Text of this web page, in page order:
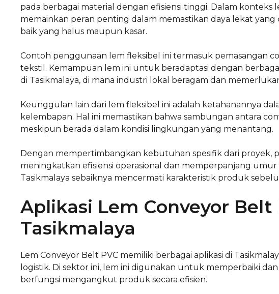
pada berbagai material dengan efisiensi tinggi. Dalam konteks
memainkan peran penting dalam memastikan daya lekat
baik yang halus maupun kasar.
Contoh penggunaan lem fleksibel ini termasuk pemasangan
tekstil. Kemampuan lem ini untuk beradaptasi dengan
di Tasikmalaya, di mana industri lokal beragam dan
Keunggulan lain dari lem fleksibel ini adalah ketahanannya
kelembapan. Hal ini memastikan bahwa sambungan antara
meskipun berada dalam kondisi lingkungan yang menantang.
Dengan mempertimbangkan kebutuhan spesifik dari proyek,
meningkatkan efisiensi operasional dan memperpanjang
Tasikmalaya sebaiknya mencermati karakteristik produk
Aplikasi Lem Conveyor Belt
Tasikmalaya
Lem Conveyor Belt PVC memiliki berbagai aplikasi di
logistik. Di sektor ini, lem ini digunakan untuk memperbaiki
berfungsi mengangkut produk secara efisien.